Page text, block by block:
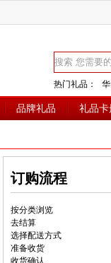
热门礼品：
品牌礼品 礼品卡
订购流程
按分类浏览
去结算
选择配送方式
准备收货
收货确认